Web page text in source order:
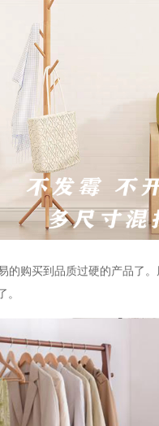
的购买到品质过硬的产品了
。